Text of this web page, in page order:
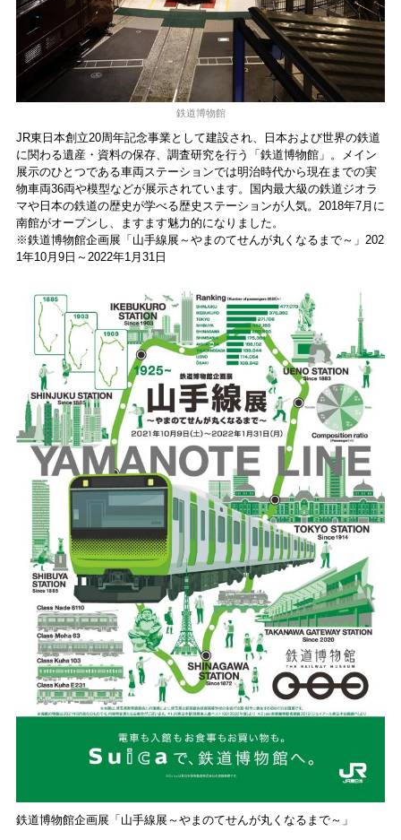
鉄道博物館
JR東日本創立20周年記念事業として建設され、日本および世界の鉄道
に関わる遺産・資料の保存、調査研究を行う「鉄道博物館」。メイン
展示のひとつである車両ステーションでは明治時代から現在までの実
物車両36両や模型などが展示されています。国内最大級の鉄道ジオラ
マや日本の鉄道の歴史が学べる歴史ステーションが人気。2018年7月に
南館がオープンし、ますます魅力的になりました。
※鉄道博物館企画展「山手線展～やまのてせんが丸くなるまで～」202
1年10月9日～2022年1月31日
鉄道博物館企画展「山手線展～やまのてせんが丸くなるまで～」